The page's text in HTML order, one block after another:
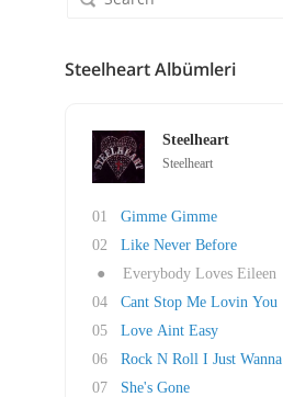
Steelheart Albümleri
Steelheart
Steelheart
01
Gimme Gimme
02
Like Never Before
●
Everybody Loves Eileen
04
Cant Stop Me Lovin You
05
Love Aint Easy
06
Rock N Roll I Just Wanna
07
She's Gone